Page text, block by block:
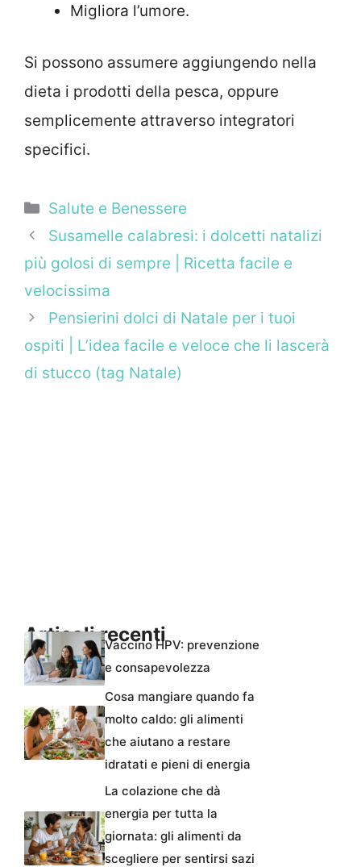
Migliora l’umore.
Si possono assumere aggiungendo nella
dieta i prodotti della pesca, oppure
semplicemente attraverso integratori
specifici.
Categorie
Salute e Benessere
Susamelle calabresi: i dolcetti natalizi
più golosi di sempre | Ricetta facile e
velocissima
Pensierini dolci di Natale per i tuoi
ospiti | L’idea facile e veloce che li lascerà
di stucco (tag Natale)
Articoli recentiVaccino HPV: prevenzione
e consapevolezza
Cosa mangiare quando fa
molto caldo: gli alimenti
che aiutano a restare
idratati e pieni di energia
La colazione che dà
energia per tutta la
giornata: gli alimenti da
scegliere per sentirsi sazi